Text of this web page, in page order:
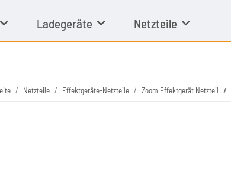
Ladegeräte Netzteile
Netzteile Effektgeräte-Netzteile Zoom Effektgerät Netzteil